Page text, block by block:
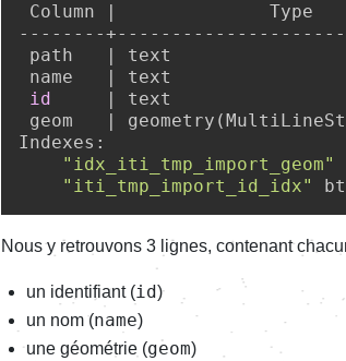
Column |              Type
--------
path   | text
name   | text
id
| text
geom   |
Indexes:
"idx_iti_tmp_import_geom"
"iti_tmp_import_id_idx"
Nous y retrouvons 3 lignes, contenant
un identifiant (id)
un nom (name)
une géométrie (geom)